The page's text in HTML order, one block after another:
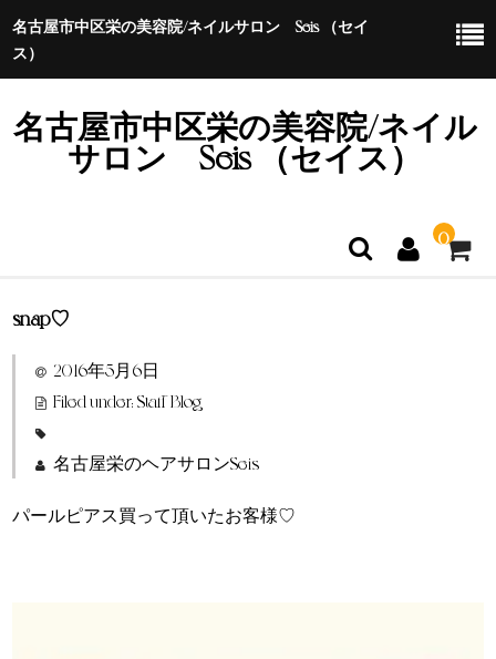
名古屋市中区栄の美容院/ネイルサロン Seis （セイ
ス）
名古屋市中区栄の美容院/ネイル
サロン Seis （セイス）
0
ホーム
特定商取引法に基づく表示
snap♡
2016年5月6日
Filed under:Staff Blog
名古屋栄のヘアサロンSeis
パールピアス買って頂いたお客様♡